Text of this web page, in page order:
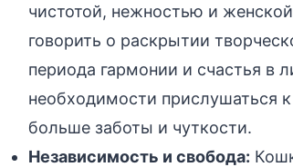
чистотой, нежностью и
говорить о раскрытии
периода гармонии и счастья в
необходимости прислушаться
больше заботы и чуткости.
Независимость и свобода: